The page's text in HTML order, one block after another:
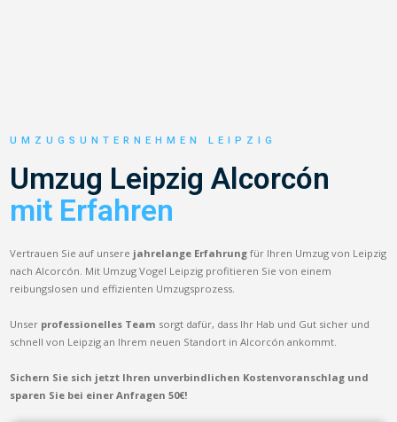
UMZUGSUNTERNEHMEN LEIPZIG
Umzug Leipzig Alcorcón
mit Erfahren
Vertrauen Sie auf unsere jahrelange Erfahrung für Ihren Umzug von Leipzig
nach Alcorcón. Mit Umzug Vogel Leipzig profitieren Sie von einem
reibungslosen und effizienten Umzugsprozess.
Unser professionelles Team sorgt dafür, dass Ihr Hab und Gut sicher und
schnell von Leipzig an Ihrem neuen Standort in Alcorcón ankommt.
Sichern Sie sich jetzt Ihren unverbindlichen Kostenvoranschlag und
sparen Sie bei einer Anfragen 50€!